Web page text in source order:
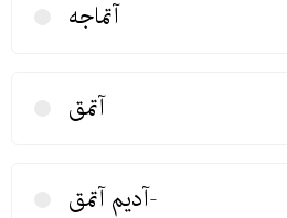
آتماجه
آتمق
-آدیم آتمق